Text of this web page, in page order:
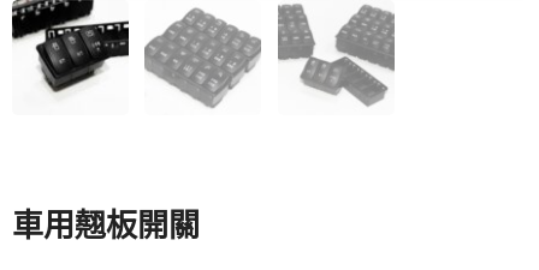
車用翹板開關